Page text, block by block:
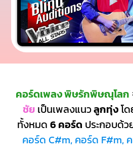
คอร์ดเพลง พิษรักพิษณุโลก
ชัย เป็นเพลงแนวลูกทุ่งโ
ทั้งหมด 6 คอร์ด ประกอบด้ว
คอร์ด C#m, คอร์ด F#m,